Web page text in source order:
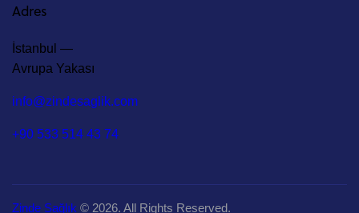
Adres
İstanbul —
Avrupa Yakası
info@zindesaglik.com
+90 533 514 43 74
Zinde Sağlık © 2026. All Rights Reserved.